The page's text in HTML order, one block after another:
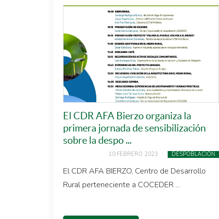
El CDR AFA Bierzo organiza la
primera jornada de sensibilización
sobre la despo ...
10 FEBRERO 2023 DESPOBLACIÓN
El CDR AFA BIERZO, Centro de Desarrollo
Rural perteneciente a COCEDER ...